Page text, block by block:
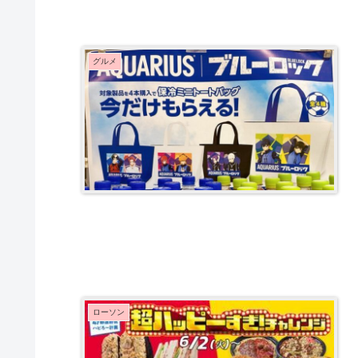
グルメ
ローソン